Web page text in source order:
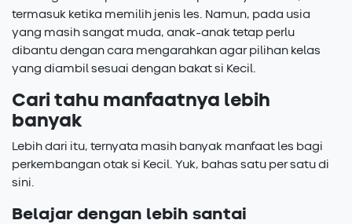
termasuk ketika memilih jenis les. Namun, pada usia
yang masih sangat muda, anak-anak tetap perlu
dibantu dengan cara mengarahkan agar pilihan kelas
yang diambil sesuai dengan bakat si Kecil.
Cari tahu manfaatnya lebih
banyak
Lebih dari itu, ternyata masih banyak manfaat les bagi
perkembangan otak si Kecil. Yuk, bahas satu per satu di
sini.
Belajar dengan lebih santai